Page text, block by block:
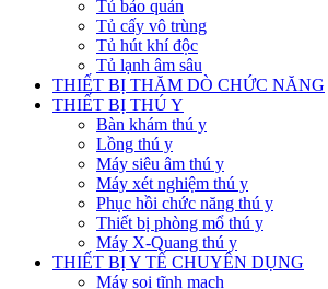
Tủ bảo quản
Tủ cấy vô trùng
Tủ hút khí độc
Tủ lạnh âm sâu
THIẾT BỊ THĂM DÒ CHỨC NĂNG
THIẾT BỊ THÚ Y
Bàn khám thú y
Lồng thú y
Máy siêu âm thú y
Máy xét nghiệm thú y
Phục hồi chức năng thú y
Thiết bị phòng mổ thú y
Máy X-Quang thú y
THIẾT BỊ Y TẾ CHUYÊN DỤNG
Máy soi tĩnh mạch